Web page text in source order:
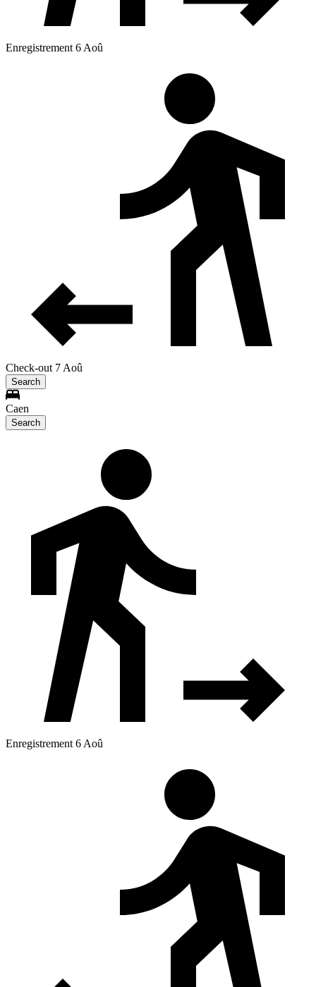
Enregistrement 6 Aoû
Check-out 7 Aoû
Search
Caen
Search
Enregistrement 6 Aoû